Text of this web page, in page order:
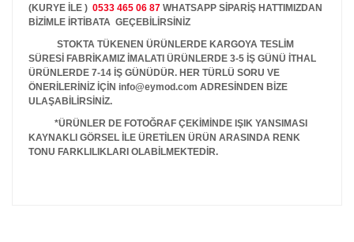
(KURYE İLE ) 0533 465 06 87 WHATSAPP SİPARİŞ HATTIMIZDAN
BİZİMLE İRTİBATA GEÇEBİLİRSİNİZ
STOKTA TÜKENEN ÜRÜNLERDE KARGOYA TESLİM
SÜRESİ FABRİKAMIZ İMALATI ÜRÜNLERDE 3-5 İŞ GÜNÜ İTHAL
ÜRÜNLERDE 7-14 İŞ GÜNÜDÜR. HER TÜRLÜ SORU VE
ÖNERİLERİNİZ İÇİN info@eymod.com ADRESİNDEN BİZE
ULAŞABİLİRSİNİZ.
*ÜRÜNLER DE FOTOĞRAF ÇEKİMİNDE IŞIK YANSIMASI
KAYNAKLI GÖRSEL İLE ÜRETİLEN ÜRÜN ARASINDA RENK
TONU FARKLILIKLARI OLABİLMEKTEDİR.